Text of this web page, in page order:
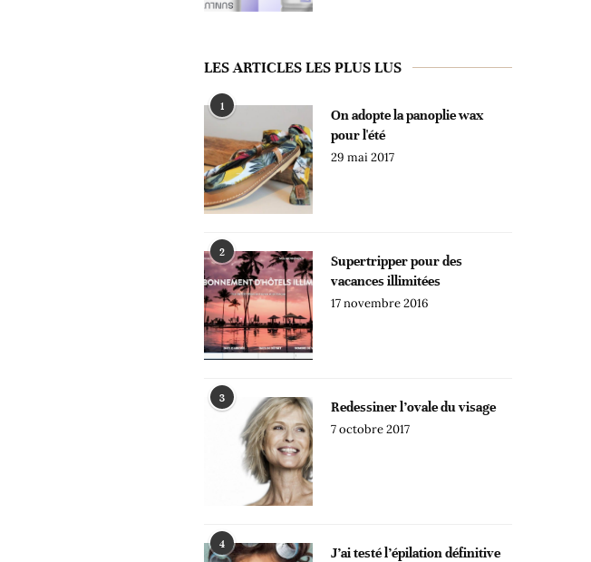
LES ARTICLES LES PLUS LUS
1
On adopte la panoplie wax
pour l'été
29 mai 2017
2
Supertripper pour des
vacances illimitées
17 novembre 2016
3
Redessiner l’ovale du visage
7 octobre 2017
4
J’ai testé l’épilation définitive